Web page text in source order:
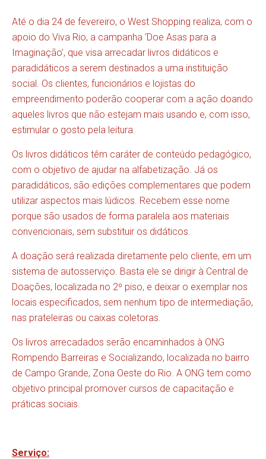
Até o dia 24 de fevereiro, o West Shopping realiza, com o
apoio do Viva Rio, a campanha ‘Doe Asas para a
Imaginação’, que visa arrecadar livros didáticos e
paradidáticos a serem destinados a uma instituição
social. Os clientes, funcionários e lojistas do
empreendimento poderão cooperar com a ação doando
aqueles livros que não estejam mais usando e, com isso,
estimular o gosto pela leitura.
Os livros didáticos têm caráter de conteúdo pedagógico,
com o objetivo de ajudar na alfabetização. Já os
paradidáticos, são edições complementares que podem
utilizar aspectos mais lúdicos. Recebem esse nome
porque são usados de forma paralela aos materiais
convencionais, sem substituir os didáticos.
A doação será realizada diretamente pelo cliente, em um
sistema de autosserviço. Basta ele se dirigir à Central de
Doações, localizada no 2º piso, e deixar o exemplar nos
locais especificados, sem nenhum tipo de intermediação,
nas prateleiras ou caixas coletoras.
Os livros arrecadados serão encaminhados à ONG
Rompendo Barreiras e Socializando, localizada no bairro
de Campo Grande, Zona Oeste do Rio. A ONG tem como
objetivo principal promover cursos de capacitação e
práticas sociais.
Serviço: